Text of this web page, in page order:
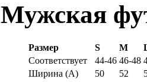
Мужская
Размер S M
Соответствует
44-46 46-48
Ширина (А) 50 52